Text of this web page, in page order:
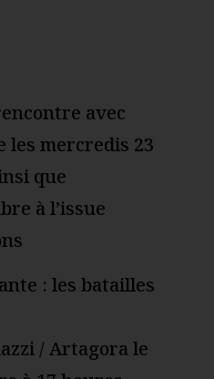
avec
les mercredis 23
que
à l’issue
: les batailles
/ Artagora le